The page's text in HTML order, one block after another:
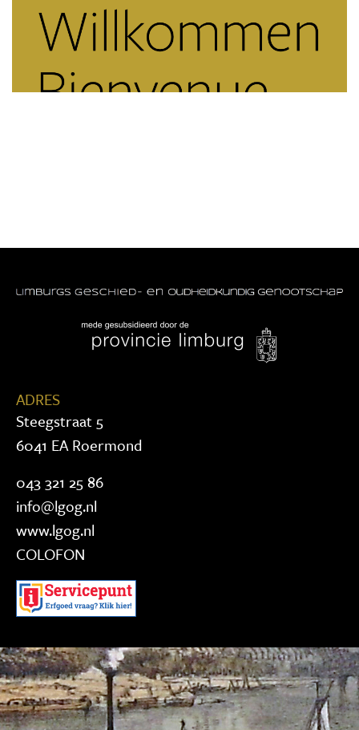
ADRES
Steegstraat 5
6041 EA Roermond
043 321 25 86
info@lgog.nl
www.lgog.nl
COLOFON